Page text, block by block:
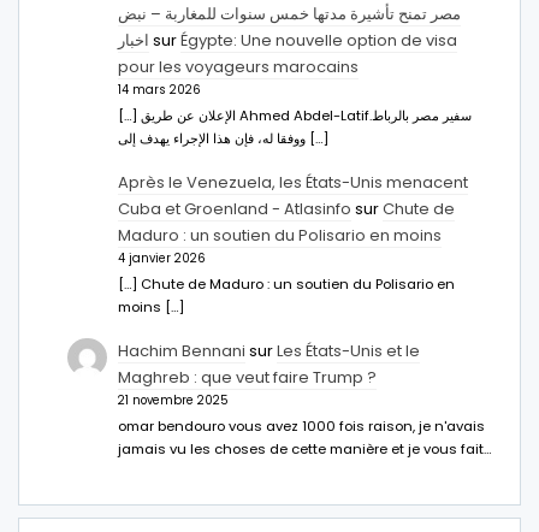
مصر تمنح تأشيرة مدتها خمس سنوات للمغاربة – نبض
اخبار surÉgypte: Une nouvelle option de visa
pour les voyageurs marocains
14 mars 2026
[…] الإعلان عن طريق Ahmed Abdel-Latifسفير مصر بالرباط.
ووفقا له، فإن هذا الإجراء يهدف إلى […]
Après le Venezuela, les États-Unis menacent
Cuba et Groenland - Atlasinfo surChute de
Maduro : un soutien du Polisario en moins
4 janvier 2026
[…] Chute de Maduro : un soutien du Polisario en
moins […]
Hachim Bennani surLes États-Unis et le
Maghreb : que veut faire Trump ?
21 novembre 2025
omar bendouro vous avez 1000 fois raison, je n'avais
jamais vu les choses de cette manière et je vous fait…